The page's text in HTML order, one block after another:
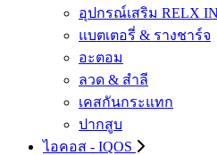
อุปกรณ์เสริม RELX
แบตเตอรี่ & รางชาร์จ
อะตอม
ลวด ​& สำลี
เคสกันกระแทก
ปากสูบ
ไอคอส - IQOS